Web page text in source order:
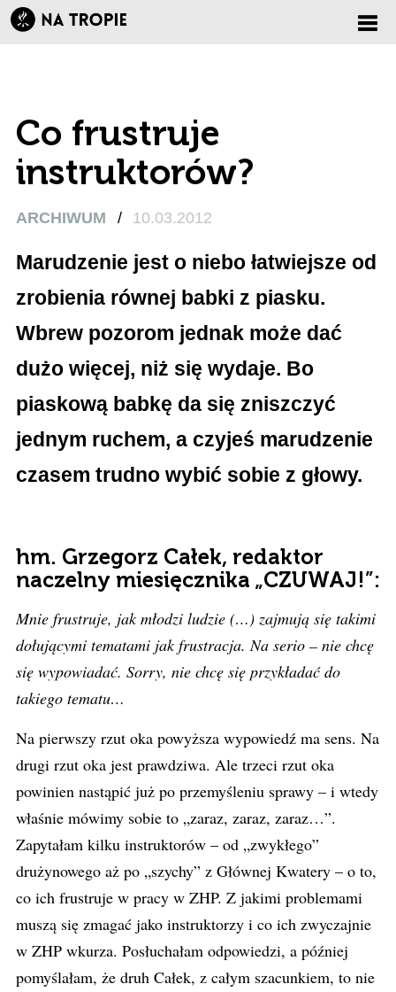
Co frustruje
instruktorów?
ARCHIWUM / 10.03.2012
Marudzenie jest o niebo łatwiejsze od
zrobienia równej babki z piasku.
Wbrew pozorom jednak może dać
dużo więcej, niż się wydaje. Bo
piaskową babkę da się zniszczyć
jednym ruchem, a czyjeś marudzenie
czasem trudno wybić sobie z głowy.
hm. Grzegorz Całek, redaktor
naczelny miesięcznika „CZUWAJ!”:
Mnie frustruje, jak młodzi ludzie (…) zajmują się takimi
dołującymi tematami jak frustracja. Na serio – nie chcę
się wypowiadać. Sorry, nie chcę się przykładać do
takiego tematu…
Na pierwszy rzut oka powyższa wypowiedź ma sens. Na
drugi rzut oka jest prawdziwa. Ale trzeci rzut oka
powinien nastąpić już po przemyśleniu sprawy – i wtedy
właśnie mówimy sobie to „zaraz, zaraz, zaraz…”.
Zapytałam kilku instruktorów – od „zwykłego”
drużynowego aż po „szychy” z Głównej Kwatery – o to,
co ich frustruje w pracy w ZHP. Z jakimi problemami
muszą się zmagać jako instruktorzy i co ich zwyczajnie
w ZHP wkurza. Posłuchałam odpowiedzi, a później
pomyślałam, że druh Całek, z całym szacunkiem, to nie